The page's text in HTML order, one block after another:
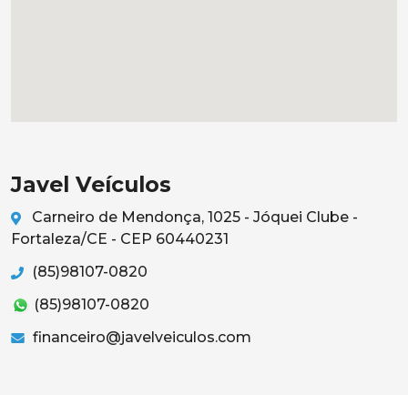
Javel Veículos
Carneiro de Mendonça, 1025 - Jóquei Clube -
Fortaleza/CE - CEP 60440231
(85)98107-0820
(85)98107-0820
financeiro@javelveiculos.com